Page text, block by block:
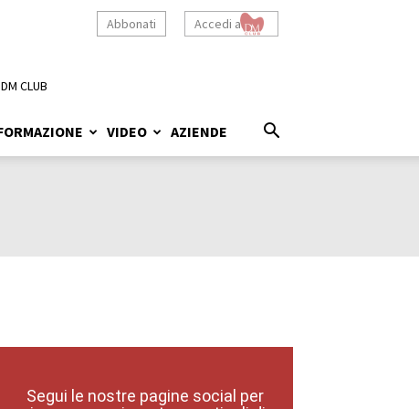
Accedi a
Abbonati
VIDEO AZIENDE
CLUB
Segui le nostre pagine social per